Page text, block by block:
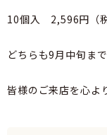
10個入 2,596円（税
どちらも9月中旬ま
皆様のご来店を心よ